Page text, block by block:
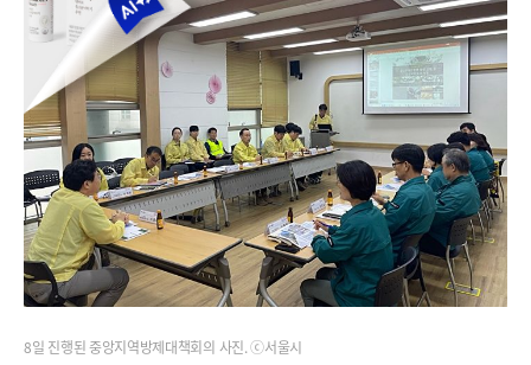
8일 진행된 중앙지역방제대책회의 사진. ⓒ서울시